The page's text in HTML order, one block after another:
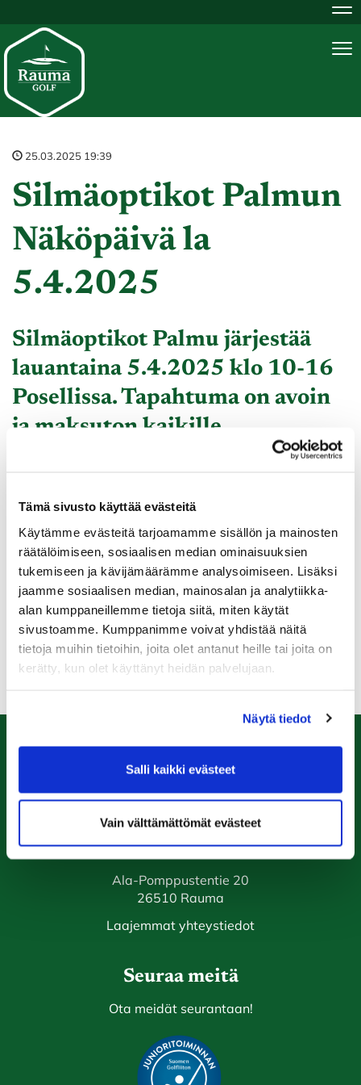
Tämä sivusto käyttää evästeitä
Käytämme evästeitä tarjoamamme sisällön ja mainosten
räätälöimiseen, sosiaalisen median ominaisuuksien
tukemiseen ja kävijämäärämme analysoimiseen. Lisäksi
jaamme sosiaalisen median, mainosalan ja analytiikka-
alan kumppaneillemme tietoja siitä, miten käytät
sivustoamme. Kumppanimme voivat yhdistää näitä
tietoja muihin tietoihin, joita olet antanut heille tai joita on
kerätty, kun olet käyttänyt heidän palvelujaan.
Näytä tiedot
Salli kaikki evästeet
Vain välttämättömät evästeet
25.03.2025 19:39
Silmäoptikot Palmun
Näköpäivä la
5.4.2025
Silmäoptikot Palmu järjestää
lauantaina 5.4.2025 klo 10-16
Posellissa. Tapahtuma on avoin
ja maksuton kaikille.
Paikalla on mm. Julbon ja Maui Jimin-edustajat, joilla
Tervetuloa!
Näköpäivä-2025.pdf
Caddiemaster
0447974813
caddiemaster@raumagolf.fi
Rauma Golf
Ala-Pomppustentie 20
26510 Rauma
Laajemmat yhteystiedot
Seuraa meitä
Ota meidät seurantaan!